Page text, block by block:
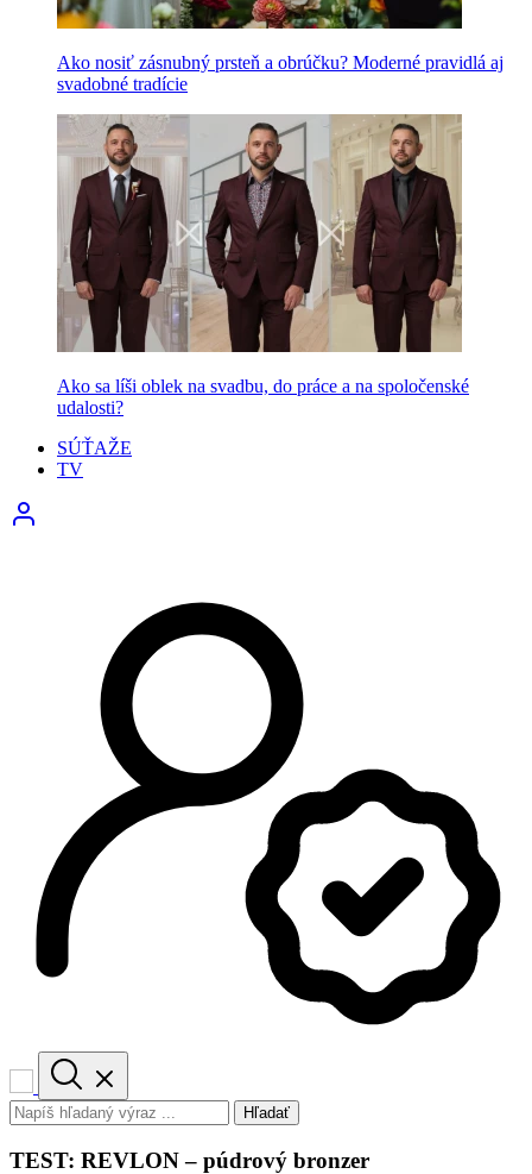
Ako nosiť zásnubný prsteň a obrúčku? Moderné pravidlá aj
svadobné tradície
Ako sa líši oblek na svadbu, do práce a na spoločenské
udalosti?
SÚŤAŽE
TV
Hľadať
TEST: REVLON – púdrový bronzer